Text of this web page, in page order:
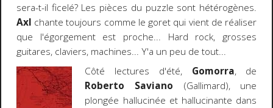
sera-t-il ficelé? Les pièces du puzzle sont hétérogènes.
Axl chante toujours comme le goret qui vient de réaliser
que l'égorgement est proche... Hard rock, grosses
guitares, claviers, machines... Y'a un peu de tout...
Côté lectures d'été, Gomorra, de
Roberto Saviano (Gallimard), une
plongée hallucinée et hallucinante dans